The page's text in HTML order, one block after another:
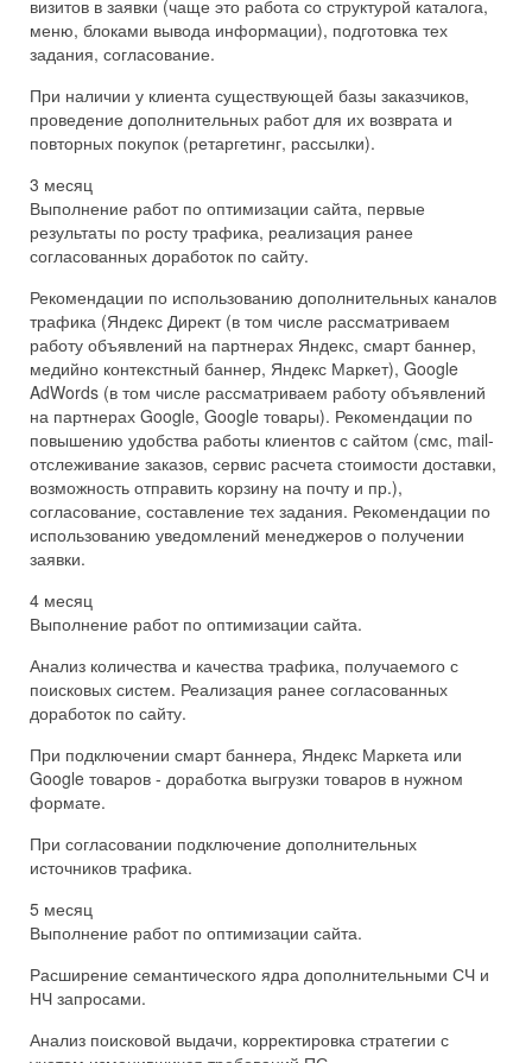
визитов в заявки (чаще это работа со структурой каталога,
меню, блоками вывода информации), подготовка тех
задания, согласование.
При наличии у клиента существующей базы заказчиков,
проведение дополнительных работ для их возврата и
повторных покупок (ретаргетинг, рассылки).
3 месяц
Выполнение работ по оптимизации сайта, первые
результаты по росту трафика, реализация ранее
согласованных доработок по сайту.
Рекомендации по использованию дополнительных каналов
трафика (Яндекс Директ (в том числе рассматриваем
работу объявлений на партнерах Яндекс, смарт баннер,
медийно контекстный баннер, Яндекс Маркет), Google
AdWords (в том числе рассматриваем работу объявлений
на партнерах Google, Google товары). Рекомендации по
повышению удобства работы клиентов с сайтом (смс, mail-
отслеживание заказов, сервис расчета стоимости доставки,
возможность отправить корзину на почту и пр.),
согласование, составление тех задания. Рекомендации по
использованию уведомлений менеджеров о получении
заявки.
4 месяц
Выполнение работ по оптимизации сайта.
Анализ количества и качества трафика, получаемого с
поисковых систем. Реализация ранее согласованных
доработок по сайту.
При подключении смарт баннера, Яндекс Маркета или
Google товаров - доработка выгрузки товаров в нужном
формате.
При согласовании подключение дополнительных
источников трафика.
5 месяц
Выполнение работ по оптимизации сайта.
Расширение семантического ядра дополнительными СЧ и
НЧ запросами.
Анализ поисковой выдачи, корректировка стратегии с